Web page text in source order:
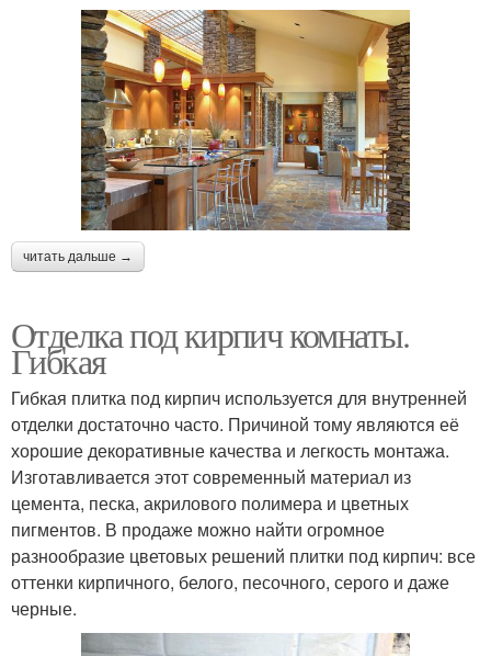
читать дальше →
Отделка под кирпич комнаты.
Гибкая
Гибкая плитка под кирпич используется для внутренней
отделки достаточно часто. Причиной тому являются её
хорошие декоративные качества и легкость монтажа.
Изготавливается этот современный материал из
цемента, песка, акрилового полимера и цветных
пигментов. В продаже можно найти огромное
разнообразие цветовых решений плитки под кирпич: все
оттенки кирпичного, белого, песочного, серого и даже
черные.